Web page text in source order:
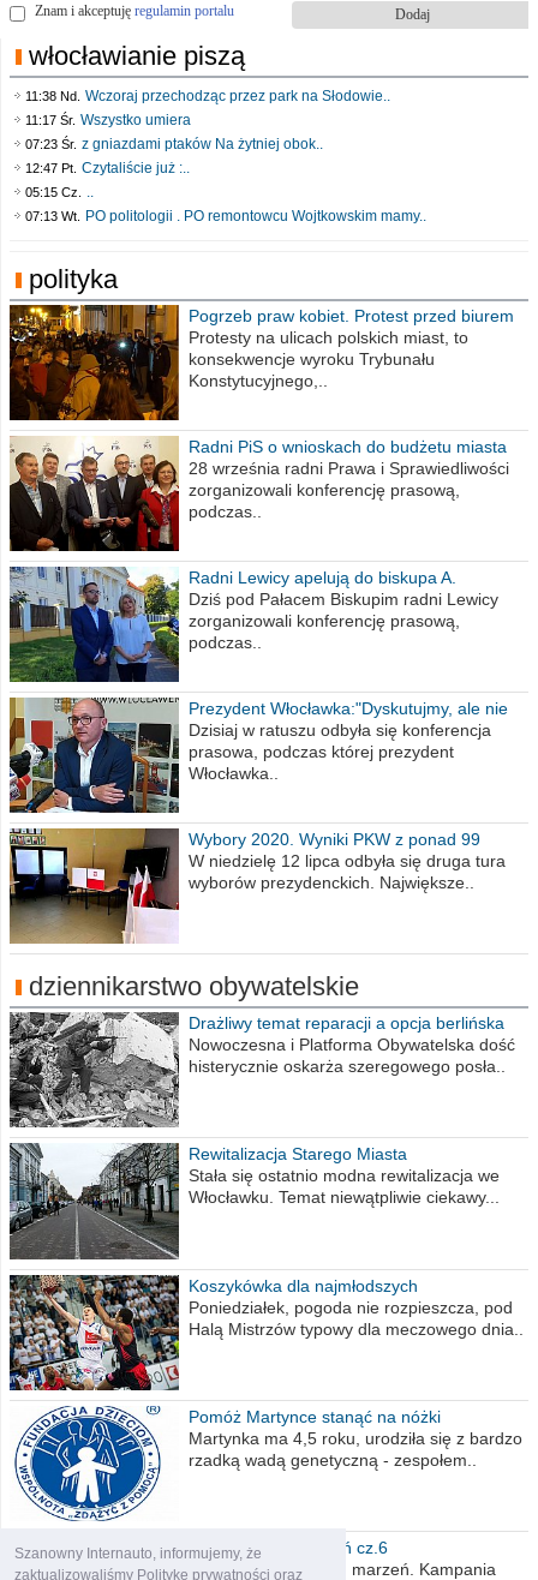
Szanowny Internauto, informujemy, że
zaktualizowaliśmy Politykę prywatności oraz
Znam i akceptuję regulamin portalu
włocławianie piszą
11:38 Nd. Wczoraj przechodząc przez park na Słodowie..
11:17 Śr. Wszystko umiera
07:23 Śr. z gniazdami ptaków Na żytniej obok..
12:47 Pt. Czytaliście już :..
05:15 Cz. ..
07:13 Wt. PO politologii . PO remontowcu Wojtkowskim mamy..
polityka
Pogrzeb praw kobiet. Protest przed biurem
poselskim PiS
Protesty na ulicach polskich miast, to
konsekwencje wyroku Trybunału
Konstytucyjnego,..
Radni PiS o wnioskach do budżetu miasta
na 2021 rok
28 września radni Prawa i Sprawiedliwości
zorganizowali konferencję prasową,
podczas..
Radni Lewicy apelują do biskupa A.
Wiesława Meringa
Dziś pod Pałacem Biskupim radni Lewicy
zorganizowali konferencję prasową,
podczas..
Prezydent Włocławka:"Dyskutujmy, ale nie
obrażajmy się”
Dzisiaj w ratuszu odbyła się konferencja
prasowa, podczas której prezydent
Włocławka..
Wybory 2020. Wyniki PKW z ponad 99
procent obwodów
W niedzielę 12 lipca odbyła się druga tura
wyborów prezydenckich. Największe..
dziennikarstwo obywatelskie
Drażliwy temat reparacji a opcja berlińska
Nowoczesna i Platforma Obywatelska dość
histerycznie oskarża szeregowego posła..
Rewitalizacja Starego Miasta
Stała się ostatnio modna rewitalizacja we
Włocławku. Temat niewątpliwie ciekawy...
Koszykówka dla najmłodszych
Poniedziałek, pogoda nie rozpieszcza, pod
Halą Mistrzów typowy dla meczowego dnia..
Pomóż Martynce stanąć na nóżki
Martynka ma 4,5 roku, urodziła się z bardzo
rzadką wadą genetyczną - zespołem..
Polska moich marzeń cz.6
Nadszedł kres moich marzeń. Kampania